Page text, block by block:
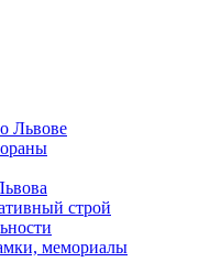
Львове
строй
мемориалы